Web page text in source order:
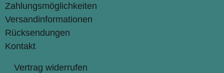
Zahlungsmöglichkeiten
Versandinformationen
Rücksendungen
Kontakt
Vertrag widerrufen